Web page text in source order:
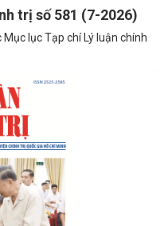
trị số 581 (7-2026)
lục Tạp chí Lý luận chính